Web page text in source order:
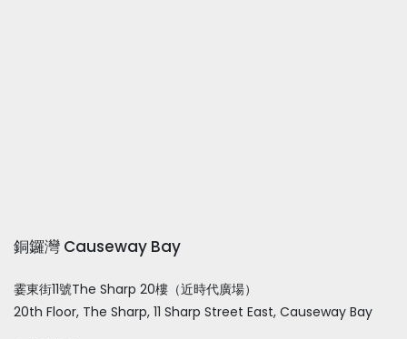
銅鑼灣 Causeway Bay
霎東街11號The Sharp 20樓（近時代廣場）
20th Floor, The Sharp, 11 Sharp Street East, Causeway Bay